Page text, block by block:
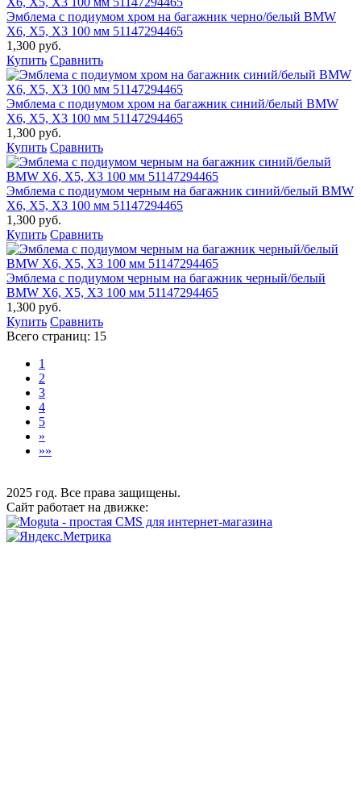
Эмблема с подиумом хром на багажник черно/белый BMW
X6, X5, X3 100 мм 51147294465
1,300 руб.
Купить Сравнить
Эмблема с подиумом хром на багажник синий/белый BMW
X6, X5, X3 100 мм 51147294465
1,300 руб.
Купить Сравнить
Эмблема с подиумом черным на багажник синий/белый BMW
X6, X5, X3 100 мм 51147294465
1,300 руб.
Купить Сравнить
Эмблема с подиумом черным на багажник черный/белый
BMW X6, X5, X3 100 мм 51147294465
1,300 руб.
Купить Сравнить
Всего страниц: 15
1
2
3
4
5
»
»»
2025 год. Все права защищены.
Сайт работает на движке: